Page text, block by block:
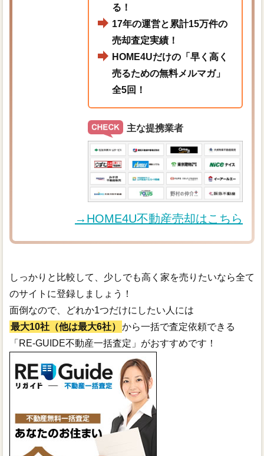
る！
17年の運営と累計15万件の
売却査定実績！
HOME4Uだけの「早く高く
売るための無料メルマガ」
全5回！
主な提携業者
→HOME4U不動産売却はこちら
しっかりと比較して、少しでも高く家を売りたいなら全て
のサイトに登録しましょう！
面倒なので、どれか1つだけにしたい人には
最大10社（他は最大6社）
から一括で査定依頼できる
「RE-GUIDE不動産一括査定」がおすすめです！